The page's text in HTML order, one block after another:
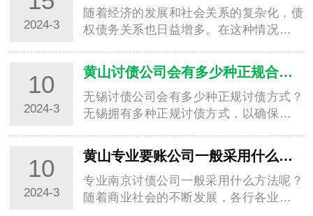
2024-3
随着经济的发展和社会关系的复杂化，债
权债务关系也日益增多。在这种情况下，
构，扮演…
10
2024-3
黄山讨债公司会有多少种正规合法要账方式？
无锡讨债公司会有多少种正规讨债方式？
无锡拥有多种正规讨债方式，以确保债务
绍无锡讨…
10
2024-3
黄山专业要账公司一般采用什么方法帮助债权人呢？
专业南京讨债公司一般采用什么方法呢？
随着商业社会的不断发展，各行各业都面